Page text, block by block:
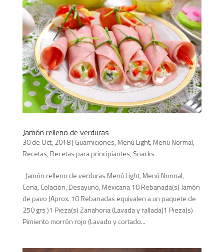
Jamón relleno de verduras
30 de Oct, 2018| Guarniciones, Menú Light, Menú Normal,
Recetas, Recetas para principiantes, Snacks
Jamón relleno de verduras Menú Light, Menú Normal,
Cena, Colación, Desayuno, Mexicana 10 Rebanada(s) Jamón
de pavo (Aprox. 10 Rebanadas equivalen a un paquete de
250 grs )1 Pieza(s) Zanahoria (Lavada y rallada)1 Pieza(s)
Pimiento morrón rojo (Lavado y cortado...